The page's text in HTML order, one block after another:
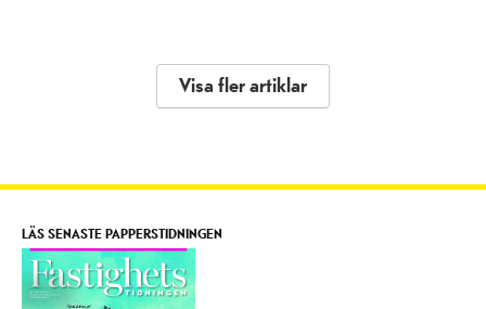
Visa fler artiklar
LÄS SENASTE PAPPERSTIDNINGEN